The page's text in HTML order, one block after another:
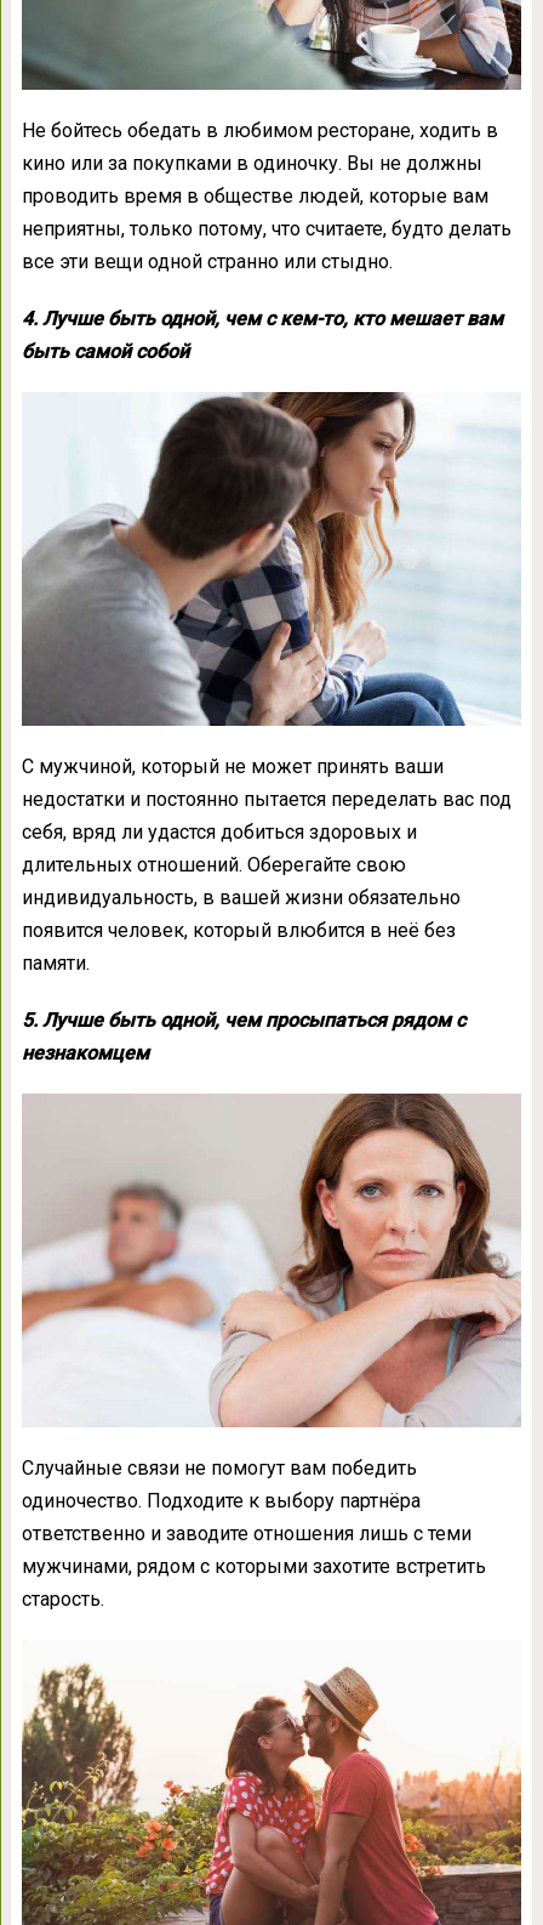
Не бойтесь обедать в любимом ресторане, ходить в
кино или за покупками в одиночку. Вы не должны
проводить время в обществе людей, которые вам
неприятны, только потому, что считаете, будто делать
все эти вещи одной странно или стыдно.
4. Лучше быть одной, чем с кем-то, кто мешает вам
быть самой собой
С мужчиной, который не может принять ваши
недостатки и постоянно пытается переделать вас под
себя, вряд ли удастся добиться здоровых и
длительных отношений. Оберегайте свою
индивидуальность, в вашей жизни обязательно
появится человек, который влюбится в неё без
памяти.
5. Лучше быть одной, чем просыпаться рядом с
незнакомцем
Случайные связи не помогут вам победить
одиночество. Подходите к выбору партнёра
ответственно и заводите отношения лишь с теми
мужчинами, рядом с которыми захотите встретить
старость.